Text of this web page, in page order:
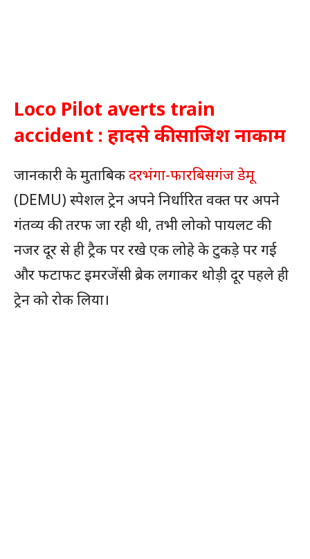
Loco Pilot averts train
accident : हादसे की साजिश नाकाम
जानकारी के मुताबिकदरभंगा-फारबिसगंज डेमू
(DEMU) स्पेशल ट्रेन अपने निर्धारित वक्त पर अपने
गंतव्य की तरफ जा रही थी, तभी लोको पायलट की
नजर दूर से ही ट्रैक पर रखे एक लोहे के टुकड़े पर गई
और फटाफट इमरजेंसी ब्रेक लगाकर थोड़ी दूर पहले ही
ट्रेन को रोक लिया।